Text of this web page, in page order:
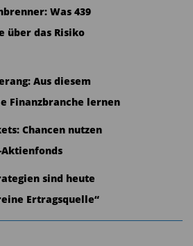
Was 439
über das Risiko
Aus diesem
Finanzbranche lernen
Chancen nutzen
sind heute
Ertragsquelle“